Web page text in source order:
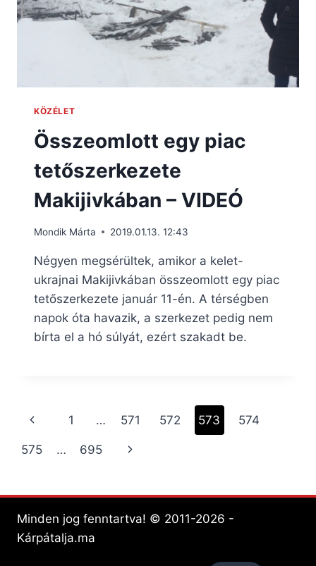
KÖZÉLET
Összeomlott egy piac
tetőszerkezete
Makijivkában – VIDEÓ
Mondik Márta 2019.01.13. 12:43
Négyen megsérültek, amikor a kelet-
ukrajnai Makijivkában összeomlott egy piac
tetőszerkezete január 11-én. A térségben
napok óta havazik, a szerkezet pedig nem
bírta el a hó súlyát, ezért szakadt be.
Page
navigation
Previous
Page
1 … 571 572 573 574
575 … 695
Next
Minden jog fenntartva! © 2011-2026 -
Kárpátalja.ma